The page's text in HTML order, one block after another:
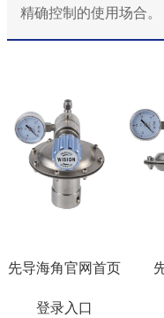
精确控制的使用场合。
先导海角官网首页
登录入口